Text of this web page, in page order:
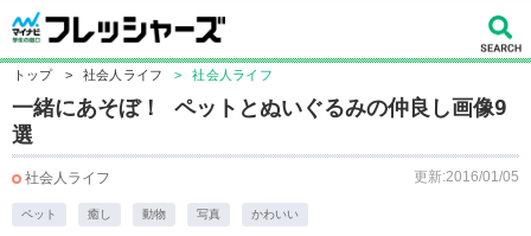
トップ > 社会人ライフ > 社会人ライフ
一緒にあそぼ！ ペットとぬいぐるみの仲良し画像9
選
社会人ライフ 更新:2016/01/05
ペット 癒し 動物 写真 かわいい